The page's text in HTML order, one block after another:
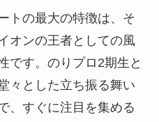
トの最大の特徴は、そ
オンの王者としての風
です。のりプロ2期生と
々とした立ち振る舞い
、すぐに注目を集める